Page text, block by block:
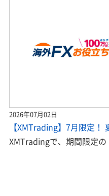
2026年07月02日
【XMTrading】7月限定！
XMTradingで、期間限定